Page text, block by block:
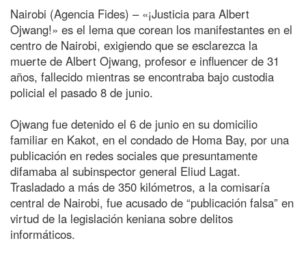
Nairobi (Agencia Fides) – «¡Justicia para Albert
Ojwang!» es el lema que corean los manifestantes en el
centro de Nairobi, exigiendo que se esclarezca la
muerte de Albert Ojwang, profesor e influencer de 31
años, fallecido mientras se encontraba bajo custodia
policial el pasado 8 de junio.
Ojwang fue detenido el 6 de junio en su domicilio
familiar en Kakot, en el condado de Homa Bay, por una
publicación en redes sociales que presuntamente
difamaba al subinspector general Eliud Lagat.
Trasladado a más de 350 kilómetros, a la comisaría
central de Nairobi, fue acusado de “publicación falsa” en
virtud de la legislación keniana sobre delitos
informáticos.